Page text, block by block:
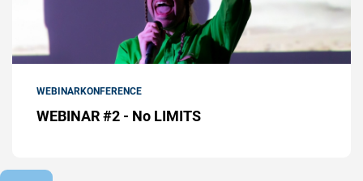
WEBINARKONFERENCE
WEBINAR #2 - No LIMITS